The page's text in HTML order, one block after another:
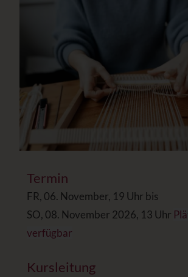
Termin
FR, 06. November, 19 Uhr bis
SO, 08. November 2026, 13 Uhr
verfügbar
Kursleitung